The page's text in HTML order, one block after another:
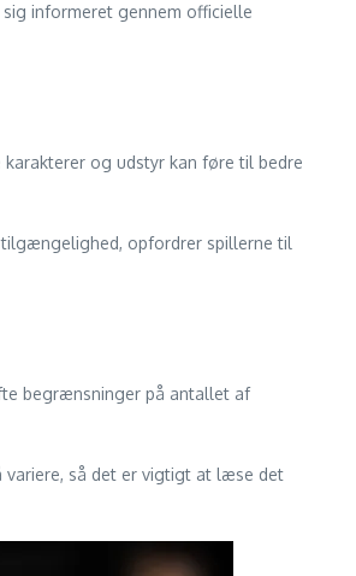
informeret gennem officielle
og udstyr kan føre til bedre
opfordrer spillerne til
begrænsninger på antallet af
så det er vigtigt at læse det